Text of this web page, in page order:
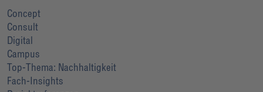
Concept
Consult
Digital
Campus
Top-Thema: Nachhaltigkeit
Fach-Insights